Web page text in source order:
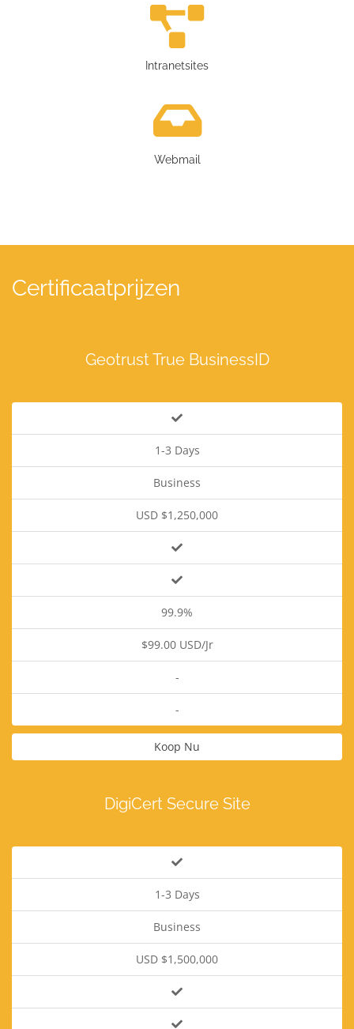
Intranetsites
Webmail
Certificaatprijzen
Geotrust True BusinessID
1-3 Days
Business
USD $1,250,000
99.9%
$99.00 USD/Jr
-
-
Koop Nu
DigiCert Secure Site
1-3 Days
Business
USD $1,500,000